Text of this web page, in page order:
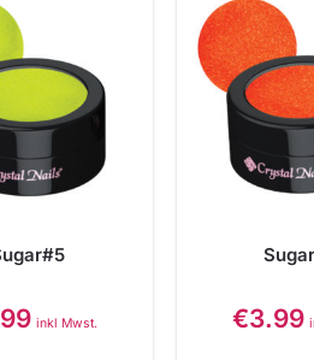
inkl Mwst. €3.99